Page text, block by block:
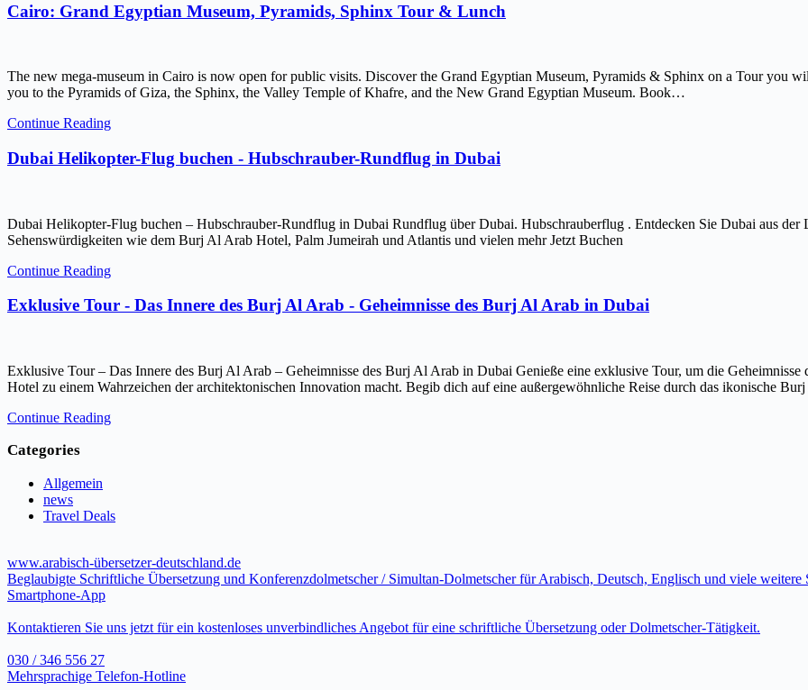
Cairo: Grand Egyptian Museum, Pyramids, Sphinx Tour & Lunch
The new mega-museum in Cairo is now open for public visits. Discover the Grand Egyptian Museum, Pyramids & Sphinx on a Tour you
you to the Pyramids of Giza, the Sphinx, the Valley Temple of Khafre, and the New Grand Egyptian Museum. Book…
Continue Reading
Dubai Helikopter-Flug buchen - Hubschrauber-Rundflug in Dubai
Dubai Helikopter-Flug buchen – Hubschrauber-Rundflug in Dubai Rundflug über Dubai. Hubschrauberflug . Entdecken Sie Dubai aus der
Sehenswürdigkeiten wie dem Burj Al Arab Hotel, Palm Jumeirah und Atlantis und vielen mehr Jetzt Buchen
Continue Reading
Exklusive Tour - Das Innere des Burj Al Arab - Geheimnisse des Burj Al Arab in Dubai
Exklusive Tour – Das Innere des Burj Al Arab – Geheimnisse des Burj Al Arab in Dubai Genieße eine exklusive Tour, um die
Hotel zu einem Wahrzeichen der architektonischen Innovation macht. Begib dich auf eine außergewöhnliche Reise durch das ikonische
Continue Reading
Categories
Allgemein
news
Travel Deals
www.arabisch-übersetzer-deutschland.de
Beglaubigte Schriftliche Übersetzung und Konferenzdolmetscher / Simultan-Dolmetscher für Arabisch, Deutsch, Englisch und viele
Smartphone-App
Kontaktieren Sie uns jetzt für ein kostenloses unverbindliches Angebot für eine schriftliche Übersetzung oder Dolmetscher-Tätigkeit.
030 / 346 556 27
Mehrsprachige Telefon-Hotline